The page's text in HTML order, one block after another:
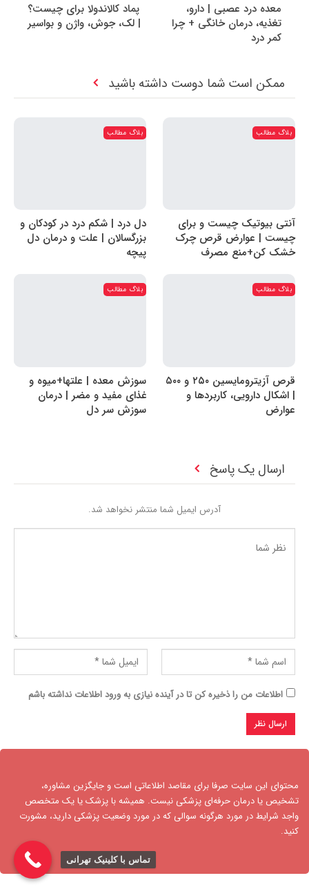
معده درد عصبی | دارو،
تغذیه، درمان خانگی + چرا
کمر درد
پماد کالاندولا برای چیست؟
| لک، جوش، واژن و بواسیر
ممکن است شما دوست داشته باشید
بلاگ مطالب
آنتی بیوتیک چیست و برای
چیست | عوارض قرص چرک
خشک کن+منع مصرف
بلاگ مطالب
دل درد | شکم درد در کودکان و
بزرگسالان | علت و درمان دل
پیچه
بلاگ مطالب
قرص آزیترومایسین ۲۵۰ و ۵۰۰
| اشکال دارویی، کاربردها و
عوارض
بلاگ مطالب
سوزش معده | علتها+میوه و
غذای مفید و مضر | درمان
سوزش سر دل
ارسال یک پاسخ
آدرس ایمیل شما منتشر نخواهد شد.
اطلاعات من را ذخیره کن تا در آینده نیازی به ورود اطلاعات نداشته باشم
محتوای این سایت صرفا برای مقاصد اطلاعاتی است و جایگزین مشاوره،
تشخیص یا درمان حرفه‌ای پزشکی نیست. همیشه با پزشک یا یک متخصص
واجد شرایط در مورد هرگونه سوالی که در مورد وضعیت پزشکی دارید، مشورت
کنید.​
تماس با کلینیک تهرانی